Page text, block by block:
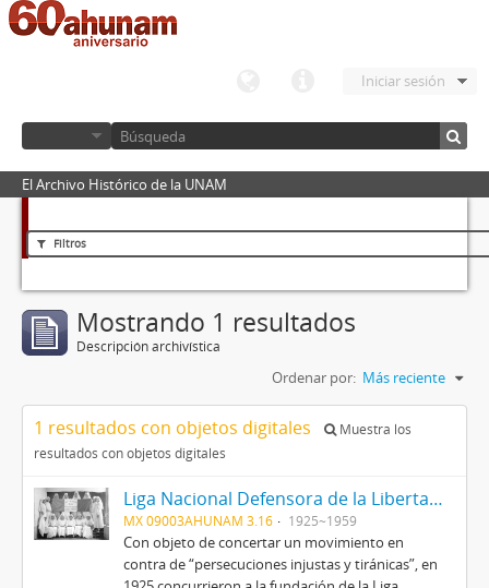
Iniciar sesión
El Archivo Histórico de la UNAM
Filtros
Mostrando 1 resultados
Descripción archivística
Ordenar por: Más reciente
1 resultados con objetos digitales
Muestra los
resultados con objetos digitales
Liga Nacional Defensora de la Libertad Religiosa
MX 09003AHUNAM 3.16 1925~1959
Con objeto de concertar un movimiento en
contra de “persecuciones injustas y tiránicas”, en